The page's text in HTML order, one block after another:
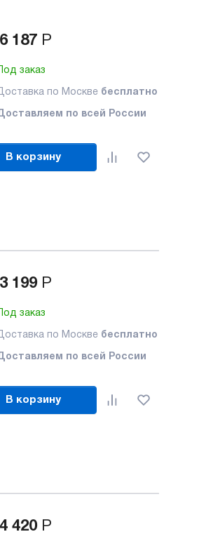
187 Р
Под заказ
по Москве бесплатно
по всей России
В корзину
199 Р
Под заказ
по Москве бесплатно
по всей России
В корзину
420 Р